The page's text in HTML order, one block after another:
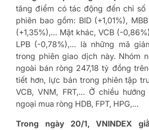
tăng điểm có tác động đến chỉ số
phiên bao gồm: BID (+1,01%),
(+1,35%),… Mặt khác, VCB (-
LPB (-0,78%),… là những mã
trong phiên giao dịch này. Nhóm
ngoài bán ròng 247,18 tỷ đồng
tiết hơn, lực bán trong phiên tập
VCB, VNM, FRT,… Ở chiều
ngoại mua ròng HDB, FPT, HPG,…
Trong ngày 20/1, VNINDEX